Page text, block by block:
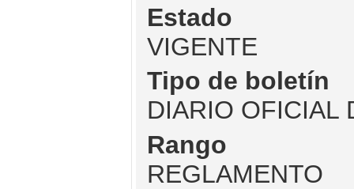
Estado
VIGENTE
Tipo de boletín
DIARIO OFICIAL
Rango
REGLAMENTO